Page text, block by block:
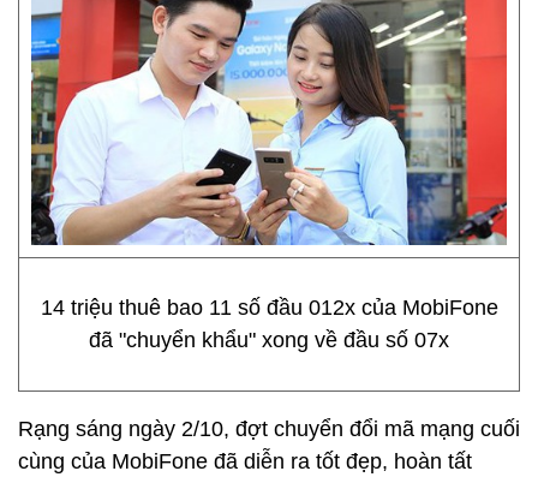
14 triệu thuê bao 11 số đầu 012x của MobiFone
đã "chuyển khẩu" xong về đầu số 07x
Rạng sáng ngày 2/10, đợt chuyển đổi mã mạng cuối
cùng của MobiFone đã diễn ra tốt đẹp, hoàn tất